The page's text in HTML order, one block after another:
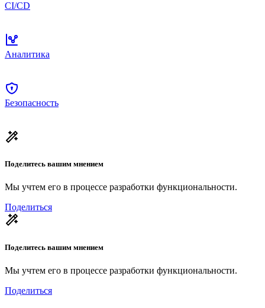
CI/CD
Аналитика
Безопасность
Поделитесь вашим мнением
Мы учтем его в процессе разработки функциональности.
Поделиться
Поделитесь вашим мнением
Мы учтем его в процессе разработки функциональности.
Поделиться